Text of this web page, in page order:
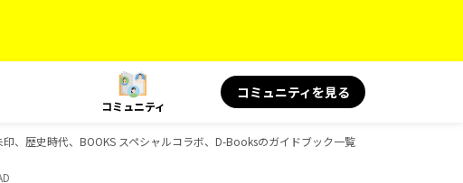
コミュニティ
コミュニティを見る
、歴史時代、BOOKS スペシャルコラボ、D-Booksのガイドブック一覧